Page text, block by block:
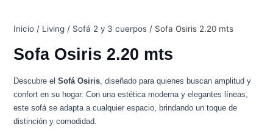
Inicio / Living / Sofá 2 y 3 cuerpos / Sofa Osiris 2.20 mts
Sofa Osiris 2.20 mts
Descubre el Sofá Osiris , diseñado para quienes buscan amplitud y
confort en su hogar. Con una estética moderna y elegantes líneas,
este sofá se adapta a cualquier espacio, brindando un toque de
distinción y comodidad.